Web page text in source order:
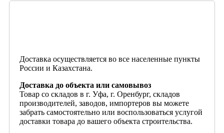
Доставка осуществляется во все населенные пункты
России и Казахстана.
Доставка до объекта или самовывоз
Товар со складов в г. Уфа, г. Оренбург, складов
производителей, заводов, импортеров вы можете
забрать самостоятельно или воспользоваться услугой
доставки товара до вашего объекта строительства.